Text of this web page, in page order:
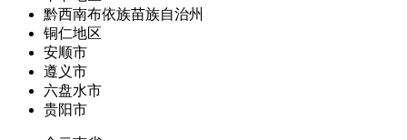
黔西南布依族苗族自治州
铜仁地区
安顺市
遵义市
六盘水市
贵阳市